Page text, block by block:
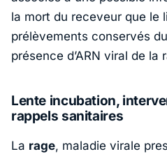
la mort du receveur que le
prélèvements conservés
présence d’ARN viral de la
Lente incubation,
rappels sanitaires
La rage, maladie virale